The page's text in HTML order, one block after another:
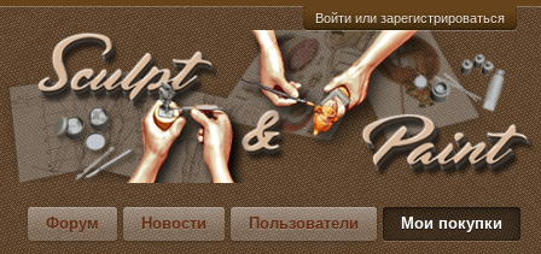
Войти или зарегистрироваться
Форум Новости Пользователи Мои покупки